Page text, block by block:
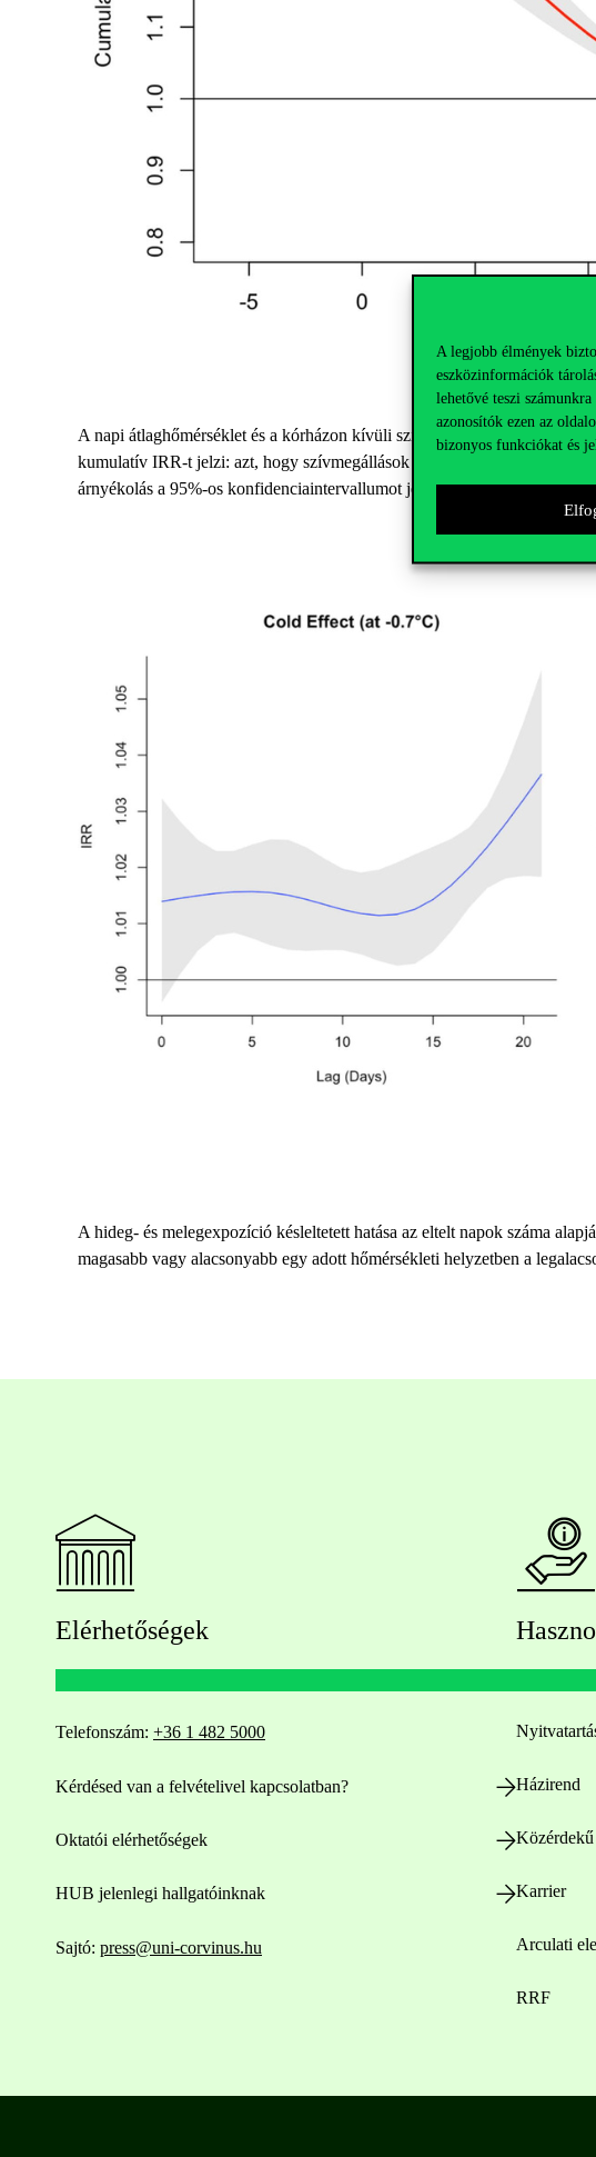
A legjobb élmények
eszközinformációk
lehetővé teszi
azonosítók ezen az
bizonyos funkciókat és
A napi átlaghőmérséklet és a kórházon kívüli szívmegállás kockázata
kumulatív IRR-t jelzi: azt, hogy szívmegállások előfordulási aránya
árnyékolás a 95%-os konfidenciaintervallumot jelöli.
A hideg- és melegexpozíció késleltetett hatása az eltelt napok száma
magasabb vagy alacsonyabb egy adott hőmérsékleti helyzetben a
Elérhetőségek
Telefonszám: +36 1 482 5000
Kérdésed van a felvételivel kapcsolatban?
Oktatói elérhetőségek
HUB jelenlegi hallgatóinknak
Sajtó: press@uni-corvinus.hu
Házirend
Karrier
Arculati
RRF